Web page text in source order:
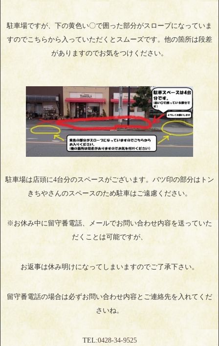
駐車場ですが、下の黄色い〇で囲った部分がスロープになっていま
すのでこちらから入っていただくとスムーズです。他の箇所は段差
がありますのでお気をつけください。
駐車場は店頭に4台分のスペースがございます。バツ印の部分はトン
きちやさんのスペースのため駐車はご遠慮ください。
※お休み中に留守番電話、メールでお問い合わせ内容を送っていた
だくことは可能ですが、
お返事は休み明けになってしまいますのでご了承下さい。
留守番電話の場合は必ずお問い合わせ内容とご連絡先を入れてくだ
さいね。
TEL:0428‐34‐9525